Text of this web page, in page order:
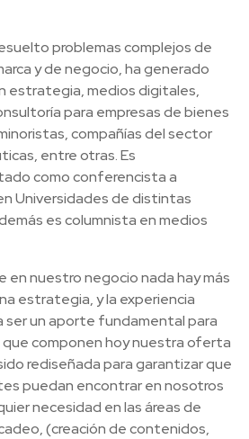
problemas complejos de
y de negocio, ha generado
estrategia, medios digitales,
para empresas de bienes
compañías del sector
entre otras. Es
como conferencista a
Universidades de distintas
es columnista en medios
en nuestro negocio nada hay más
estrategia, y la experiencia
ser un aporte fundamental para
que componen hoy nuestra oferta
rediseñada para garantizar que
puedan encontrar en nosotros
necesidad en las áreas de
(creación de contenidos,